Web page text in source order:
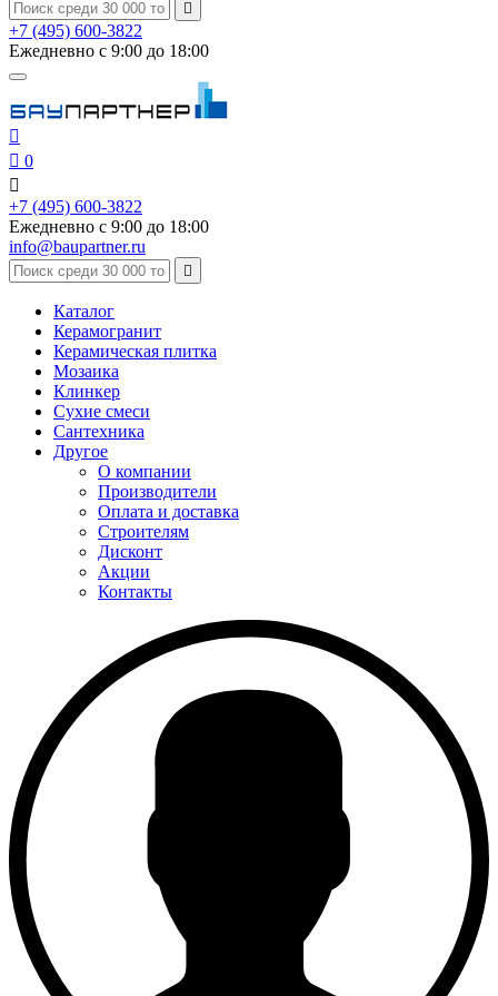

+7 (495) 600-3822
Ежедневно с 9:00 до 18:00

 0

+7 (495) 600-3822
Ежедневно с 9:00 до 18:00
info@baupartner.ru

Каталог
Керамогранит
Керамическая плитка
Мозаика
Клинкер
Сухие смеси
Сантехника
Другое
О компании
Производители
Оплата и доставка
Строителям
Дисконт
Акции
Контакты